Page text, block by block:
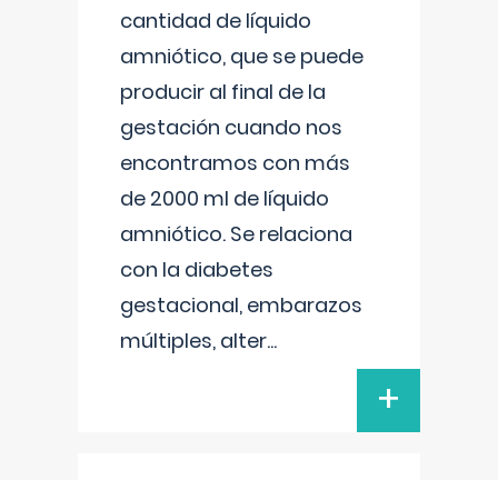
cantidad de líquido
amniótico, que se puede
producir al final de la
gestación cuando nos
encontramos con más
de 2000 ml de líquido
amniótico. Se relaciona
con la diabetes
gestacional, embarazos
múltiples, alter...
+